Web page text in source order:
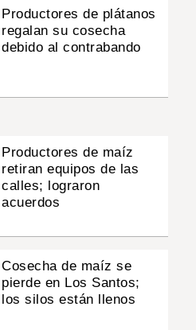
Productores de plátanos
regalan su cosecha
debido al contrabando
Productores de maíz
retiran equipos de las
calles; lograron
acuerdos
Cosecha de maíz se
pierde en Los Santos;
los silos están llenos